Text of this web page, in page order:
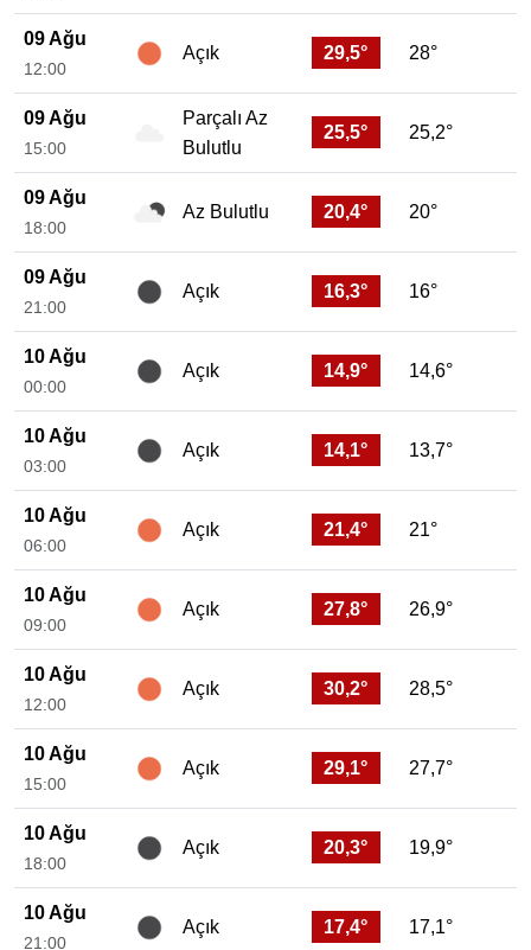
09 Ağu
12:00
Açık 29,5° 28°
09 Ağu
15:00
Parçalı Az
Bulutlu
25,5° 25,2°
09 Ağu
18:00
Az Bulutlu 20,4° 20°
09 Ağu
21:00
Açık 16,3° 16°
10 Ağu
00:00
Açık 14,9° 14,6°
10 Ağu
03:00
Açık 14,1° 13,7°
10 Ağu
06:00
Açık 21,4° 21°
10 Ağu
09:00
Açık 27,8° 26,9°
10 Ağu
12:00
Açık 30,2° 28,5°
10 Ağu
15:00
Açık 29,1° 27,7°
10 Ağu
18:00
Açık 20,3° 19,9°
10 Ağu
21:00
Açık 17,4° 17,1°